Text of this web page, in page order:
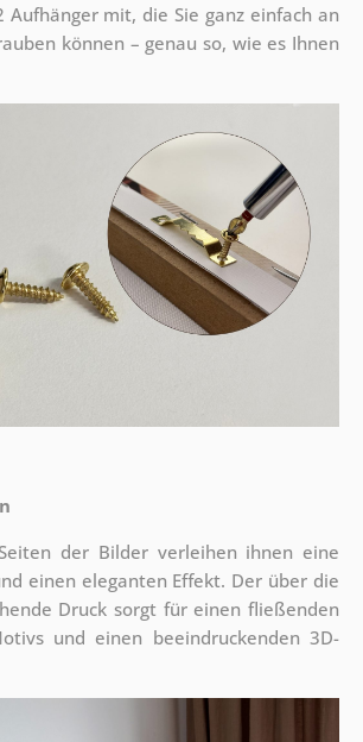
mit, die Sie ganz einfach an
können – genau so, wie es Ihnen
der Bilder verleihen ihnen eine
einen eleganten Effekt. Der über die
Druck sorgt für einen fließenden
und einen beeindruckenden 3D-